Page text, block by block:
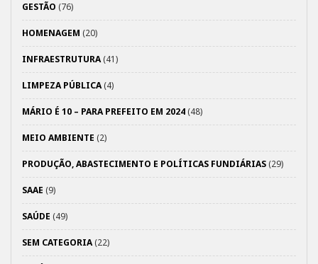
GESTÃO (76)
HOMENAGEM (20)
INFRAESTRUTURA(41)
LIMPEZA PÚBLICA(4)
MÁRIO É 10 – PARA PREFEITO EM 2024 (48)
MEIO AMBIENTE (2)
PRODUÇÃO, ABASTECIMENTO E POLÍTICAS FUNDIÁRIAS (29)
SAAE (9)
SAÚDE (49)
SEM CATEGORIA(22)